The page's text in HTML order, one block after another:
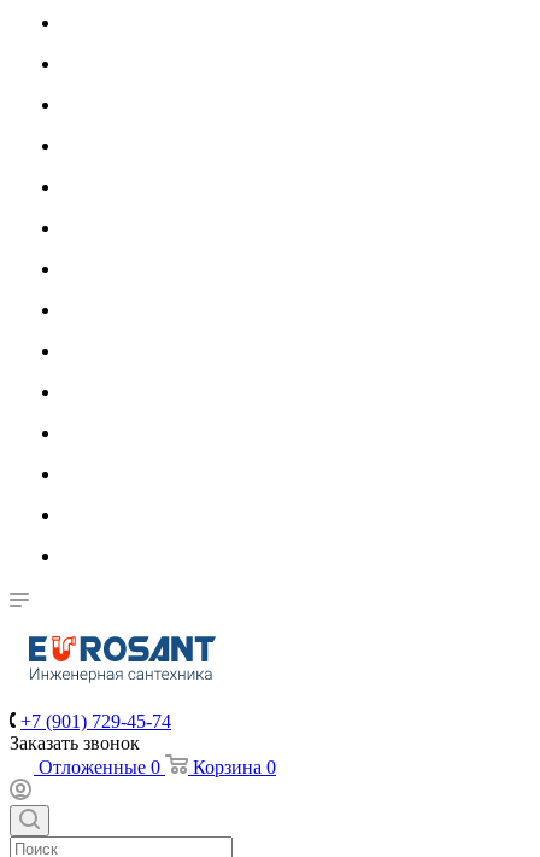
+7 (901) 729-45-74
Заказать звонок
Отложенные 0 Корзина 0